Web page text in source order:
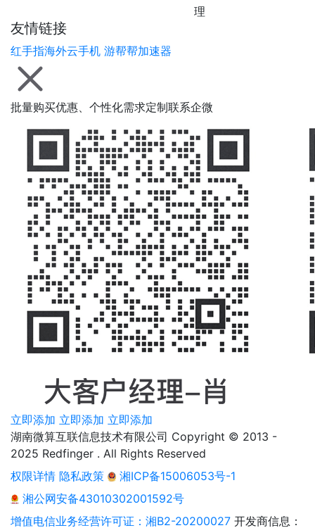
友情链接
红手指海外云手机 游帮帮加速器
理
批量购买优惠、个性化需求定制联系企微
立即添加 立即添加 立即添加
湖南微算互联信息技术有限公司 Copyright © 2013 -
2025 Redfinger . All Rights Reserved
权限详情 隐私政策
湘ICP备15006053号-1
湘公网安备43010302001592号
增值电信业务经营许可证：湘B2-20200027 开发商信息：